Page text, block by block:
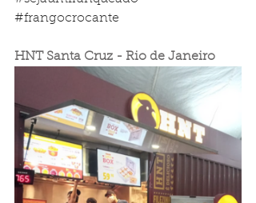
#frangocrocante
HNT Santa Cruz - Rio de Janeiro